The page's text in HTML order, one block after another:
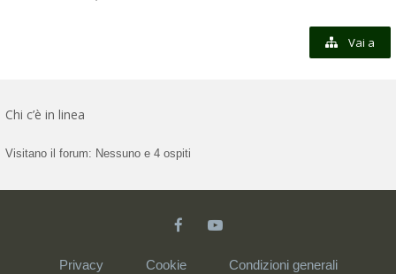
Vai a
Chi c’è in linea
Visitano il forum: Nessuno e 4 ospiti
Privacy Cookie Condizioni generali